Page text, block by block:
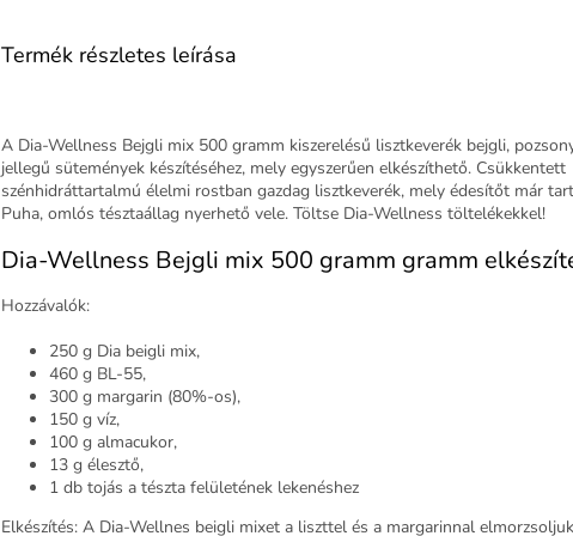
Termék részletes leírása
A Dia-Wellness Bejgli mix 500 gramm kiszerelésű lisztkeverék bejgli,
jellegű sütemények készítéséhez, mely egyszerűen elkészíthető. Csükkentett
szénhidráttartalmú élelmi rostban gazdag lisztkeverék, mely édesítőt már
Puha, omlós tésztaállag nyerhető vele. Töltse Dia-Wellness töltelékekkel!
Dia-Wellness Bejgli mix 500 gramm gramm
Hozzávalók:
250 g Dia beigli mix,
460 g BL-55,
300 g margarin (80%-os),
150 g víz,
100 g almacukor,
13 g élesztő,
1 db tojás a tészta felületének lekenéshez
Elkészítés: A Dia-Wellnes beigli mixet a liszttel és a margarinnal